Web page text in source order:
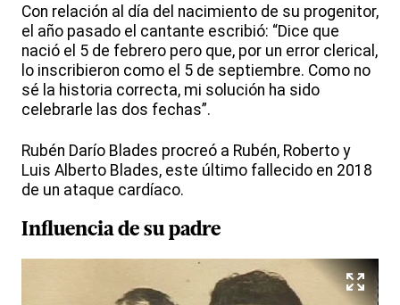
Con relación al día del nacimiento de su progenitor,
el año pasado el cantante escribió: “Dice que
nació el 5 de febrero pero que, por un error clerical,
lo inscribieron como el 5 de septiembre. Como no
sé la historia correcta, mi solución ha sido
celebrarle las dos fechas”.
Rubén Darío Blades procreó a Rubén, Roberto y
Luis Alberto Blades, este último fallecido en 2018
de un ataque cardíaco.
Influencia de su padre